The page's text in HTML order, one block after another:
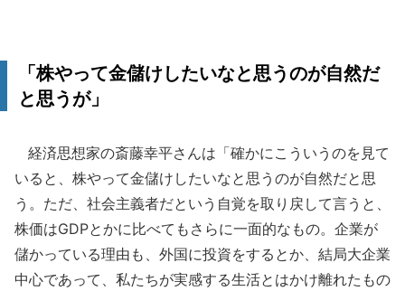
「株やって金儲けしたいなと思うのが自然だ
と思うが」
経済思想家の斎藤幸平さんは「確かにこういうのを見て
いると、株やって金儲けしたいなと思うのが自然だと思
う。ただ、社会主義者だという自覚を取り戻して言うと、
株価はGDPとかに比べてもさらに一面的なもの。企業が
儲かっている理由も、外国に投資をするとか、結局大企業
中心であって、私たちが実感する生活とはかけ離れたもの